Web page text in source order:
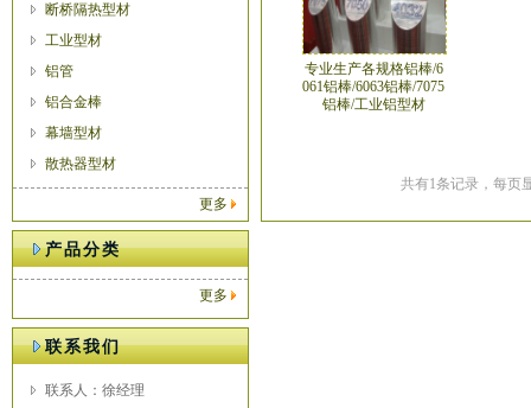
断桥隔热型材
工业型材
铝管
铝合金棒
幕墙型材
散热器型材
更多
产品分类
更多
联系我们
联系人：徐经理
专业生产各规格铝棒/6
061铝棒/6063铝棒/7075
铝棒/工业铝型材
共有1条记录，每页